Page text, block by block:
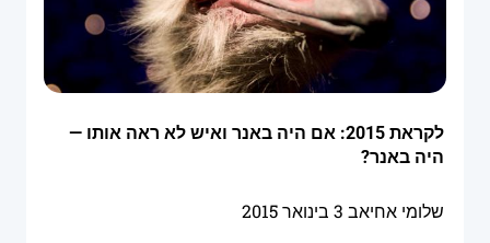
לקראת 2015: אם היה באנר ואיש לא ראה אותו —
היה באנר?
שלומי אחיאב 3 בינואר 2015